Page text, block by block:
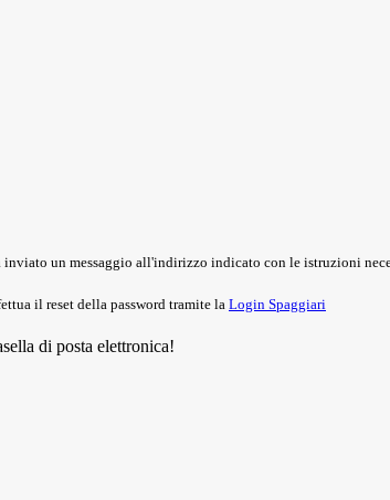
inviato un messaggio all'indirizzo indicato con le istruzioni
il reset della password tramite la Login Spaggiari
di posta elettronica!